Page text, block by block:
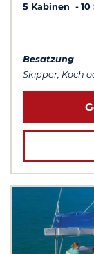
5 Kabinen
Besatzung
Skipper, Koch